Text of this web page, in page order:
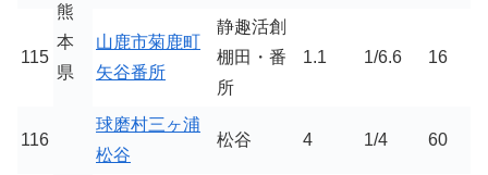
熊
本
県
115
山鹿市菊鹿町
矢谷番所
静趣活創
棚田・番
所
1.1 1/6.6 16
116
球磨村三ヶ浦
松谷
松谷 4 1/4 60